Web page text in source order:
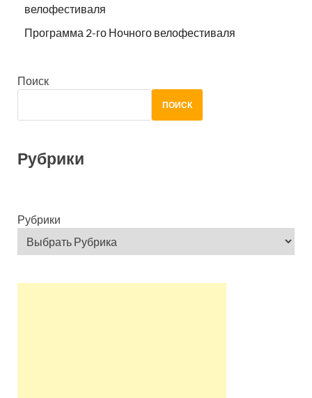
велофестиваля
Программа 2-го Ночного велофестиваля
Поиск
ПОИСК
Рубрики
Рубрики